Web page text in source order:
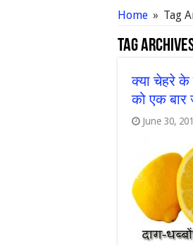
Home » Tag
Tag
क्या चेहरे के
को एक बार
June 30,